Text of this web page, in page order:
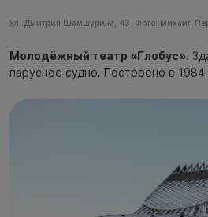
Ул. Дмитрия Шамшурина, 43. Фото: Михаил
Молодёжный театр «Глобус».
парусное судно. Построено в 1984